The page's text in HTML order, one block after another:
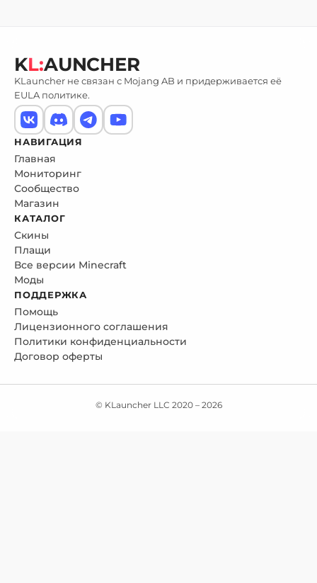
KL:AUNCHER
KLauncher не связан с Mojang AB и придерживается её
EULA политике.
НАВИГАЦИЯ
Главная
Мониторинг
Сообщество
Магазин
КАТАЛОГ
Скины
Плащи
Все версии Minecraft
Моды
ПОДДЕРЖКА
Помощь
Лицензионного соглашения
Политики конфиденциальности
Договор оферты
© KLauncher LLC 2020 – 2026